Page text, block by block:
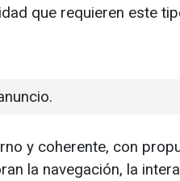
que requieren este
y coherente, con
la navegación, la